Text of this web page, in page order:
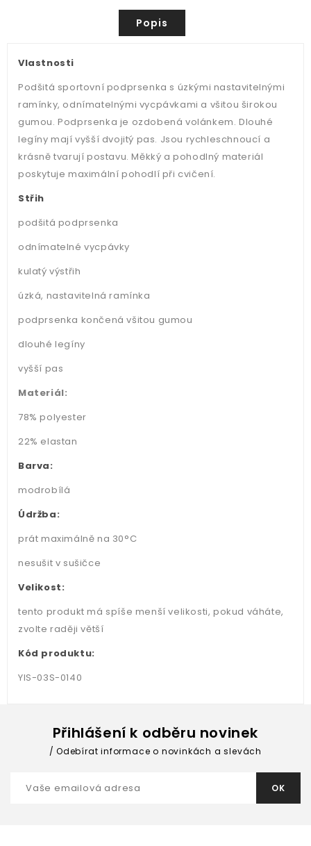
Popis
Vlastnosti
Podšitá sportovní podprsenka s úzkými nastavitelnými
ramínky, odnímatelnými vycpávkami a všitou širokou
gumou. Podprsenka je ozdobená volánkem. Dlouhé
legíny mají vyšší dvojitý pas. Jsou rychleschnoucí a
krásně tvarují postavu. Měkký a pohodlný materiál
poskytuje maximální pohodlí při cvičení.
Střih
podšitá podprsenka
odnímatelné vycpávky
kulatý výstřih
úzká, nastavitelná ramínka
podprsenka končená všitou gumou
dlouhé legíny
vyšší pas
Materiál:
78% polyester
22% elastan
Barva:
modrobílá
Údržba:
prát maximálně na 30°C
nesušit v sušičce
Velikost:
tento produkt má spíše menší velikosti, pokud váháte,
zvolte raději větší
Kód produktu:
YIS-03S-0140
Přihlášení k odběru novinek
Odebírat informace o novinkách a slevách